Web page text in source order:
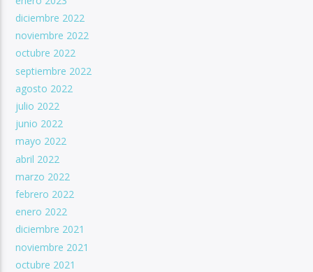
diciembre 2022
noviembre 2022
octubre 2022
septiembre 2022
agosto 2022
julio 2022
junio 2022
mayo 2022
abril 2022
marzo 2022
febrero 2022
enero 2022
diciembre 2021
noviembre 2021
octubre 2021